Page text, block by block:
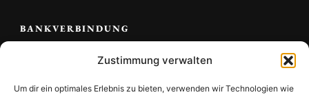
Zustimmung verwalten
Um dir ein optimales Erlebnis zu bieten, verwenden wir Technologien wie
BANKVERBINDUNG
Volks -und Raiffeisenbank Saale Unstrut e.G.